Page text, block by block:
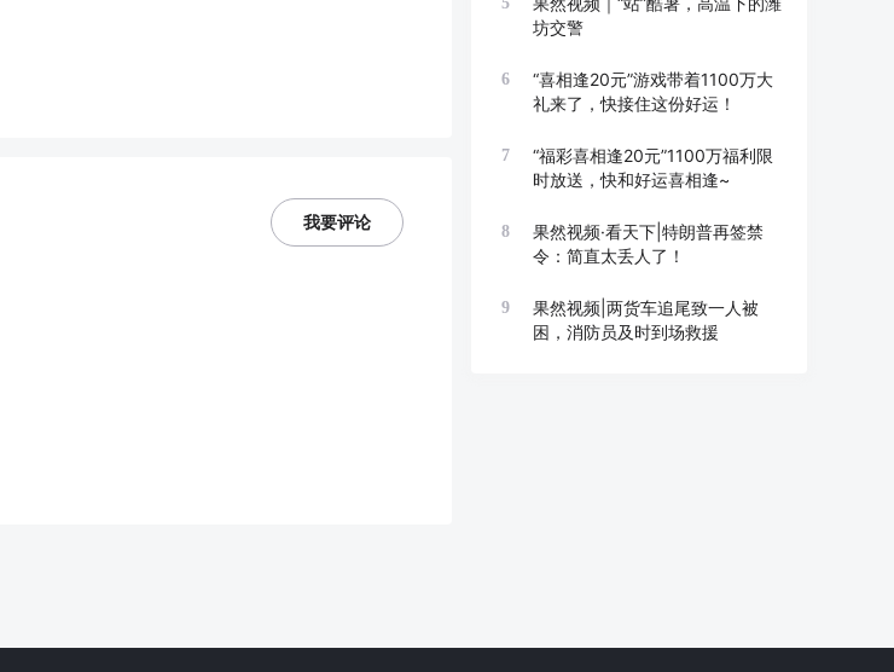
我要评论
坊交警
6
“喜相逢20元”游戏带着1100万大
礼来了，快接住这份好运！
7
“福彩喜相逢20元”1100万福利限
时放送，快和好运喜相逢~
8
果然视频·看天下|特朗普再签禁
令：简直太丢人了！
9
果然视频|两货车追尾致一人被
困，消防员及时到场救援